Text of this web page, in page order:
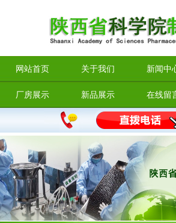
网站首页 关于我们 新闻中
厂房展示 新品展示 在线留